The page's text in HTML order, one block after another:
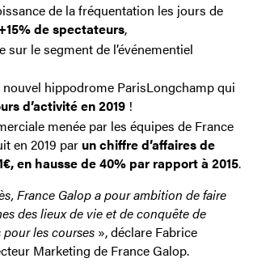
de la fréquentation les jours de
de spectateurs,
sur le segment de l’événementiel
hippodrome ParisLongchamp qui
d’activité en 2019!
menée par les équipes de France
en 2019 par un chiffre d’affaires de
en hausse de 40% par rapport à 2015.
France Galop a pour ambition de faire
des lieux de vie et de conquête de
les courses », déclare Fabrice
Marketing de France Galop.